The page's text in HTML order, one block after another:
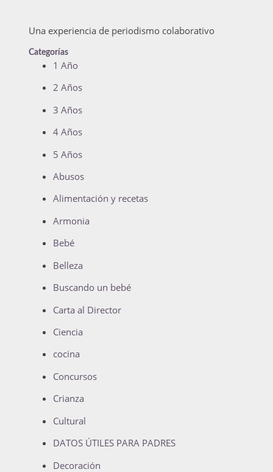
Una experiencia de periodismo colaborativo
Categorías
1 Año
2 Años
3 Años
4 Años
5 Años
Abusos
Alimentación y recetas
Armonia
Bebé
Belleza
Buscando un bebé
Carta al Director
Ciencia
cocina
Concursos
Crianza
Cultural
DATOS ÚTILES PARA PADRES
Decoración